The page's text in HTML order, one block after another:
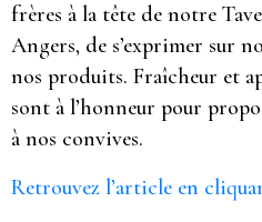
frères à la tête de notre
Angers, de s’exprimer sur
nos produits. Fraîcheur et
sont à l’honneur pour
à nos convives.
Retrouvez l’article en